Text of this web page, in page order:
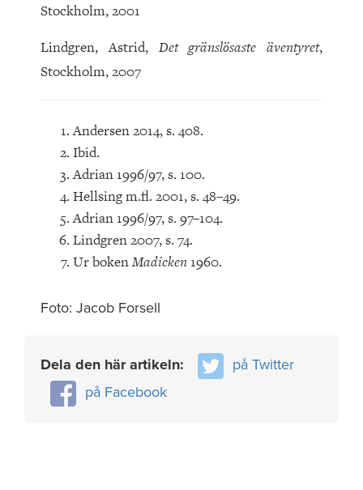
Stockholm, 2001
Lindgren, Astrid, Det gränslösaste äventyret,
Stockholm, 2007
Andersen 2014, s. 408.
Ibid.
Adrian 1996/97, s. 100.
Hellsing m.fl. 2001, s. 48–49.
Adrian 1996/97, s. 97–104.
Lindgren 2007, s. 74.
Ur bokenMadicken 1960.
Foto: Jacob Forsell
Dela den här artikeln:
på Twitter
på Facebook